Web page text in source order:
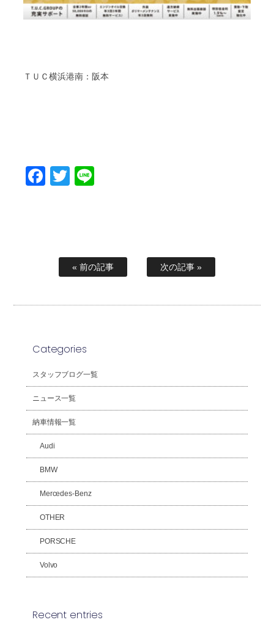
ＴＵＣ横浜港南：阪本
Facebook
Twitter
« 前の記事 次の記事 »
Categories
スタッフブログ一覧
ニュース一覧
納車情報一覧
Audi
BMW
Mercedes-Benz
OTHER
PORSCHE
Volvo
Recent entries